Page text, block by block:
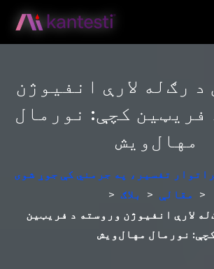
د رګ‌له‌ لارې انفیوژن
فریټین کچې: نورمال
مهال‌ویش
تفسیر، په جرمني کې جوړ شوی
> بلاګ > مقالې >
لارې انفیوژن وروسته د فریټین
نورمال مهال‌ویش